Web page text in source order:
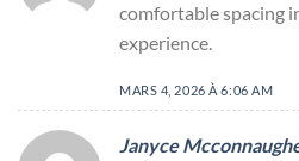
comfortable spacing
experience.
MARS 4, 2026 À 6:06 AM
Janyce